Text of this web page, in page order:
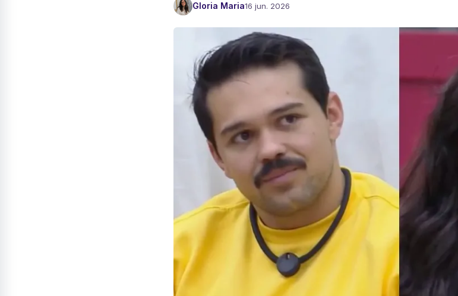
Gloria Maria16 jun. 2026